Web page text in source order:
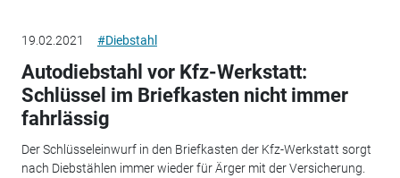
19.02.2021 #Diebstahl
Autodiebstahl vor Kfz-Werkstatt:
Schlüssel im Briefkasten nicht immer
fahrlässig
Der Schlüsseleinwurf in den Briefkasten der Kfz-Werkstatt sorgt
nach Diebstählen immer wieder für Ärger mit der Versicherung.